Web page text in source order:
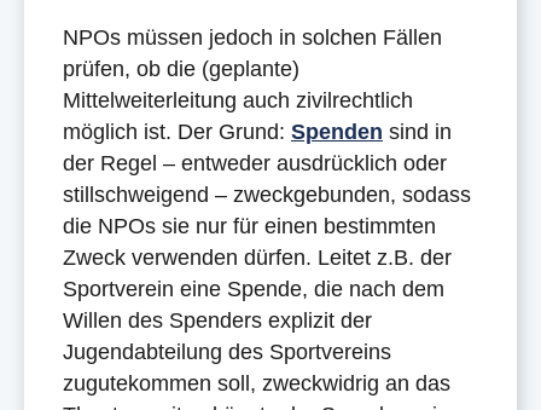
NPOs müssen jedoch in solchen Fällen
prüfen, ob die (geplante)
Mittelweiterleitung auch zivilrechtlich
möglich ist. Der Grund: Spenden sind in
der Regel – entweder ausdrücklich oder
stillschweigend – zweckgebunden, sodass
die NPOs sie nur für einen bestimmten
Zweck verwenden dürfen. Leitet z.B. der
Sportverein eine Spende, die nach dem
Willen des Spenders explizit der
Jugendabteilung des Sportvereins
zugutekommen soll, zweckwidrig an das